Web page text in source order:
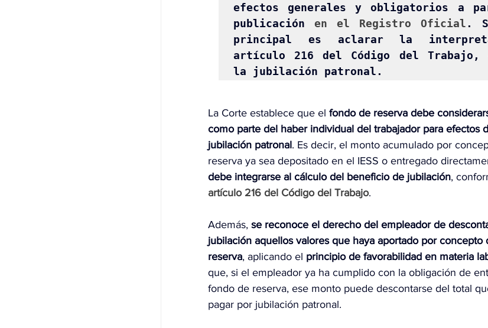
efectos generales y obligatorios a
publicación en el Registro Oficial .
principal es aclarar la
artículo 216 del Código del Trabajo,
la jubilación patronal.
La Corte establece que el fondo de reserva debe
como parte del haber individual del trabajador para efectos
jubilación patronal. Es decir, el monto acumulado por
reserva ya sea depositado en el IESS o entregado
debe integrarse al cálculo del beneficio de jubilación,
artículo 216 del Código del Trabajo.
Además, se reconoce el derecho del empleador de
jubilación aquellos valores que haya aportado por concepto
reserva, aplicando el principio de favorabilidad en materia
que, si el empleador ya ha cumplido con la obligación de
fondo de reserva, ese monto puede descontarse del total
pagar por jubilación patronal.